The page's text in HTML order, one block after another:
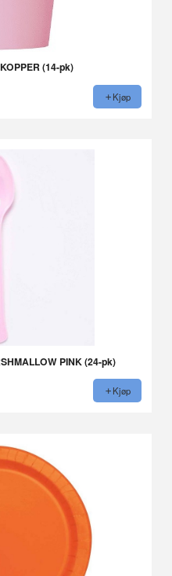
(14-pk)
Kjøp
PINK (24-pk)
Kjøp